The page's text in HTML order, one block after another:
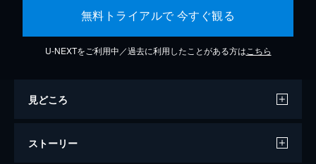
無料トライアルで 今すぐ観る
U-NEXTをご利用中／過去に利用したことがある方は こちら
見どころ
ストーリー